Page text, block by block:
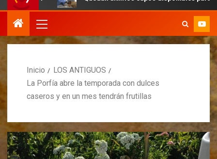
Inicio
LOS ANTIGUOS
La Porfía abre la temporada con dulces
caseros y en un mes tendrán frutillas